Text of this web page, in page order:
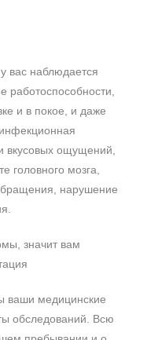
вас наблюдается
и в покое, и даже
вкусовых ощущений,
головного мозга,
нарушение
значит вам
ваши медицинские
обследований. Всю